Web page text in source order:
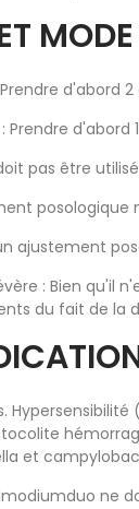
Prendre
: Prendre
pas être
posologique
ajustement
: Bien qu'il
du fait de la
et
ne